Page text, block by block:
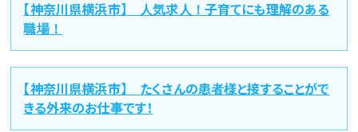
【神奈川県横浜市】 人気求人！子育てにも理解のある
職場！
【神奈川県横浜市】 たくさんの患者様と接することがで
きる外来のお仕事です！